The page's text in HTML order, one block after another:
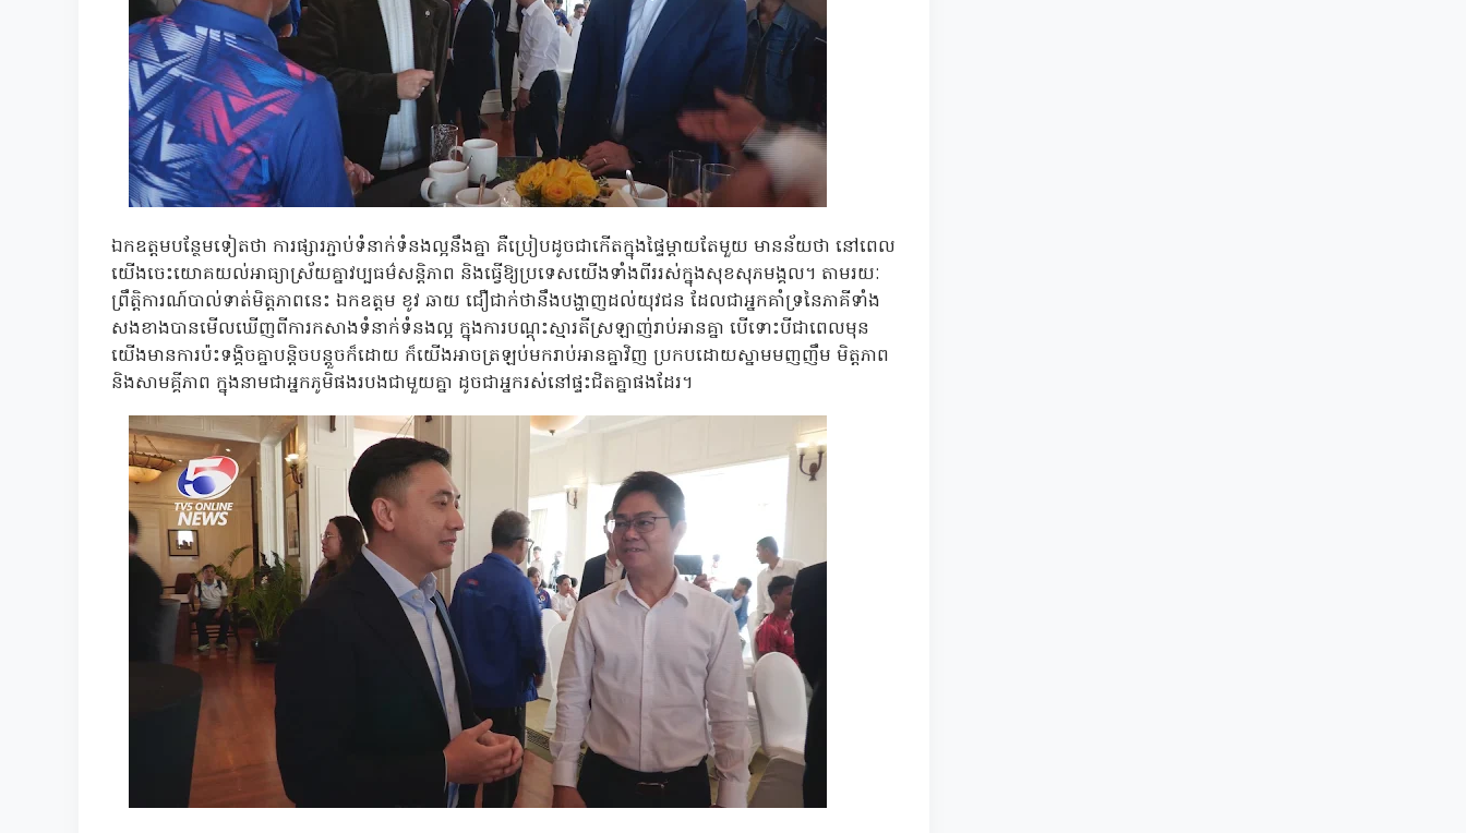
ឯកឧត្តមបន្ថែមទៀតថា ការផ្សារភ្ជាប់ទំនាក់ទំនងល្អនឹងគ្នា គឺប្រៀបដូចជាកើតក្នុងផ្ទៃម្តាយតែមួយ មានន័យថា នៅពេល
យើងចេះយោគយល់អាធ្យាស្រ័យគ្នាវប្បធម៌សន្តិភាព និងធ្វើឱ្យប្រទេសយើងទាំងពីររស់ក្នុងសុខសុភមង្គល។ តាមរយៈ
ព្រឹត្តិការណ៍បាល់ទាត់មិត្តភាពនេះ ឯកឧត្តម ខូវ ឆាយ ជឿជាក់ថានឹងបង្ហាញដល់យុវជន ដែលជាអ្នកគាំទ្រនៃភាគីទាំង
សងខាងបានមើលឃើញពីការកសាងទំនាក់ទំនងល្អ ក្នុងការបណ្តុះស្មារតីស្រឡាញ់រាប់អានគ្នា បើទោះបីជាពេលមុន
យើងមានការប៉ះទង្គិចគ្នាបន្តិចបន្តួចក៏ដោយ ក៏យើងអាចត្រឡប់មករាប់អានគ្នាវិញ ប្រកបដោយស្នាមមញញឹម មិត្តភាព
និងសាមគ្គីភាព ក្នុងនាមជាអ្នកភូមិផងរបងជាមួយគ្នា ដូចជាអ្នករស់នៅផ្ទះជិតគ្នាផងដែរ។